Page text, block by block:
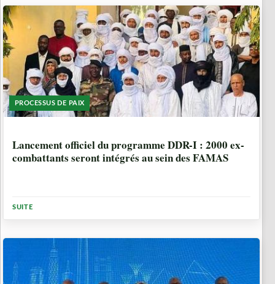
PROCESSUS DE PAIX
Lancement officiel du programme DDR-I : 2000 ex-
combattants seront intégrés au sein des FAMAS
SUITE